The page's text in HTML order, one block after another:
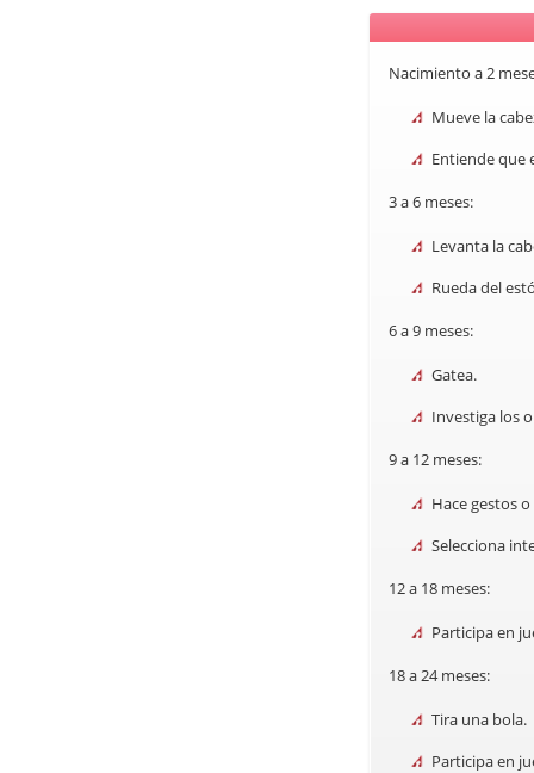
Nacimiento a 2
Mueve la
Entiende que
3 a 6 meses:
Levanta la
Rueda del
6 a 9 meses:
Gatea.
Investiga los
9 a 12 meses:
Hace gestos
Selecciona
12 a 18 meses:
Participa en
18 a 24 meses:
Tira una bola.
Participa en